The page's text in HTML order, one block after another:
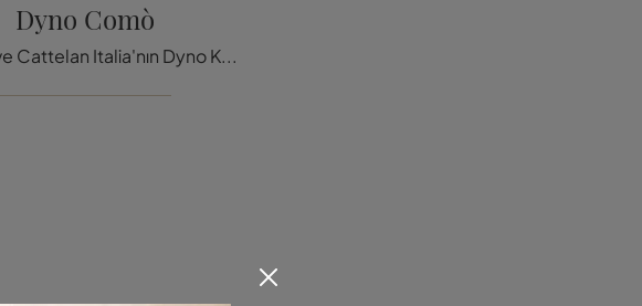
Dyno Comò
Tıklayın ve Cattelan Italia'nın Dyno Komodin hakkında daha fazla bilgi edinin: Cattelan Italia'nın komodinleri ve ç